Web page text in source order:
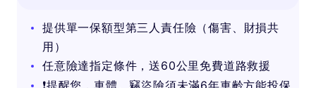
提供單一保額型第三人責任險（傷害、財損共
用）
任意險達指定條件，送60公里免費道路救援
❗提醒您，車體、竊盜險須未滿6年車齡方能投保